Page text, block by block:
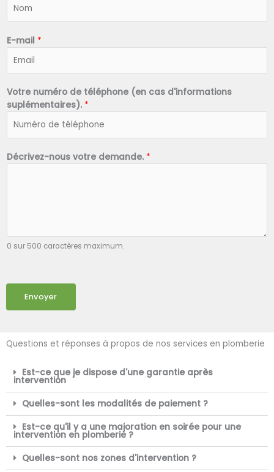
*
E-mail *
Votre numéro de téléphone (en cas d'informations
suplémentaires). *
Décrivez-nous votre demande. *
0 sur 500 caractères maximum.
Envoyer
Questions et réponses à propos de nos services en plomberie
Est-ce que je dispose d'une garantie après
intervention
Quelles-sont les modalités de paiement ?
Est-ce qu'il y a une majoration en soirée pour une
intervention en plomberie ?
Quelles-sont nos zones d'intervention ?